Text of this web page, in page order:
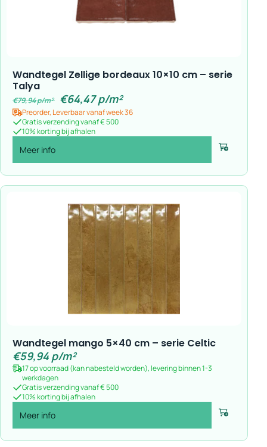
Wandtegel Zellige bordeaux 10×10 cm – serie
Talya
€79,94p/m² €64,47p/m²
Preorder, Leverbaar vanaf week 36
Gratis verzending vanaf € 500
10% korting bij afhalen
Meer info Voeg toe
Wandtegel mango 5×40 cm – serie Celtic
€59,94 p/m²
17 op voorraad (kan nabesteld worden), levering binnen 1-3
werkdagen
Gratis verzending vanaf € 500
10% korting bij afhalen
Meer info Voeg toe